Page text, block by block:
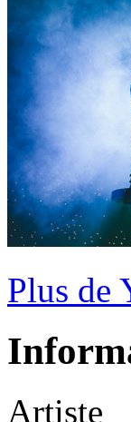
Plus de
Artiste